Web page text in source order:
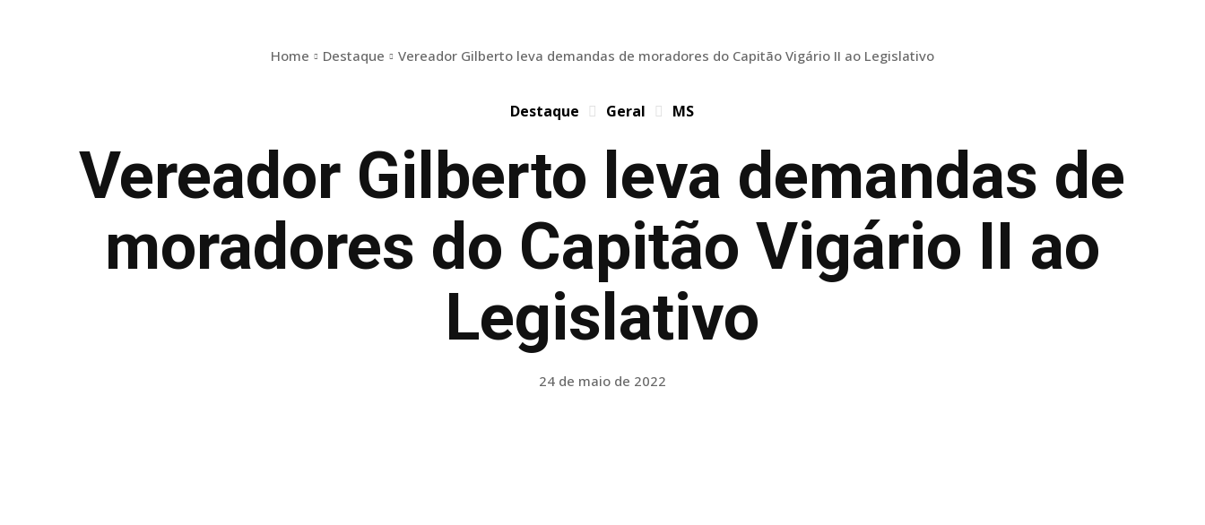
Olhar
Home Destaque Vereador Gilberto leva demandas de moradores do Capitão Vigário II ao Legislativo
Destaque Geral MS
Vereador Gilberto leva demandas de
moradores do Capitão Vigário II ao
Legislativo
24 de maio de 2022